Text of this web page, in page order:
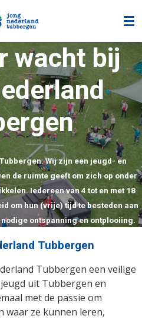
wacht bij
Wij zijn een jeugd- en
de ruimte geeft om zich op onder
Iedereen van 4 tot en met 18
om hun (vrije) tijd te besteden aan
ontspanning en ontplooiing.
Tubbergen
Tubbergen een veilige
uit Tubbergen en
met de passie om
waar ze kunnen leren,